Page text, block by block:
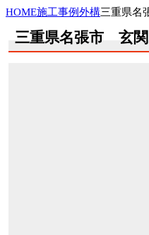
HOME施工事例外構三重県名
三重県名張市 玄